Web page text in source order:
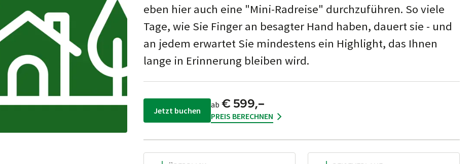
eben hier auch eine "Mini-Rad­reise" durch­zu­führen. So viele
Tage, wie Sie Finger an besag­ter Hand haben, dauert sie - und
an jedem erwar­tet Sie min­des­tens ein High­light, das Ihnen
lange in Erin­ner­ung bleiben wird.
Jetzt buchen
ab € 599,–
PREIS BERECHNEN